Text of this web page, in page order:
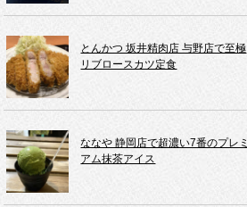
とんかつ 坂井精肉店 与野店で至極
リブロースカツ定食
ななや 静岡店で超濃い7番のプレミ
アム抹茶アイス